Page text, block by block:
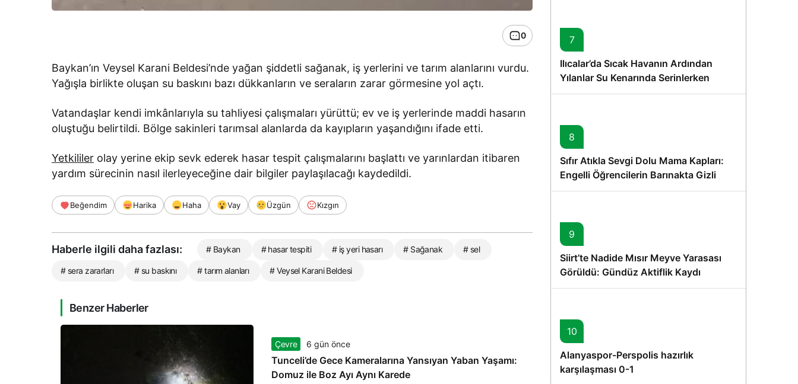
0
Baykan’ın Veysel Karani Beldesi’nde yağan şiddetli sağanak, iş yerlerini ve tarım alanlarını vurdu.
Yağışla birlikte oluşan su baskını bazı dükkanların ve seraların zarar görmesine yol açtı.
Vatandaşlar kendi imkânlarıyla su tahliyesi çalışmaları yürüttü; ev ve iş yerlerinde maddi hasarın
oluştuğu belirtildi. Bölge sakinleri tarımsal alanlarda da kayıpların yaşandığını ifade etti.
Yetkililer olay yerine ekip sevk ederek hasar tespit çalışmalarını başlattı ve yarınlardan itibaren
yardım sürecinin nasıl ilerleyeceğine dair bilgiler paylaşılacağı kaydedildi.
Beğendim Harika Haha Vay Üzgün Kızgın
Haberle ilgili daha fazlası: # Baykan # hasar tespiti # iş yeri hasarı # Sağanak # sel
# sera zararları # su baskını # tarım alanları # Veysel Karani Beldesi
Benzer Haberler
Çevre 6 gün önce
Tunceli’de Gece Kameralarına Yansıyan Yaban Yaşamı:
Domuz ile Boz Ayı Aynı Karede
7
Ilıcalar’da Sıcak Havanın Ardından
Yılanlar Su Kenarında Serinlerken
Görüntülendi
8
Sıfır Atıkla Sevgi Dolu Mama Kapları:
Engelli Öğrencilerin Barınakta Gizli
Dostları İçin Gönüllü Proje
9
Siirt’te Nadide Mısır Meyve Yarasası
Görüldü: Gündüz Aktiflik Kaydı
10
Alanyaspor-Perspolis hazırlık
karşılaşması 0-1